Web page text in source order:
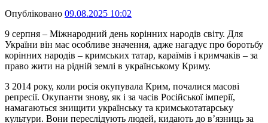
Опубліковано 09.08.2025 10:02
9 серпня – Міжнародний день корінних народів світу. Для
України він має особливе значення, адже нагадує про боротьбу
корінних народів – кримських татар, караїмів і кримчаків – за
право жити на рідній землі в українському Криму.
З 2014 року, коли росія окупувала Крим, почалися масові
репресії. Окупанти знову, як і за часів Російської імперії,
намагаються знищити українську та кримськотатарську
культури. Вони переслідують людей, кидають до в’язниць за